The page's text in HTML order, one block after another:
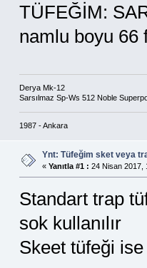
TÜFEĞİM:
namlu boyu 66
Derya Mk-12
Sarsılmaz Sp-Ws 512 Noble
1987 - Ankara
Ynt: Tüfeğim sket veya
« Yanıtla #1 : 24 Nisan 2017,
Standart trap
sok kullanılır
Skeet tüfeği